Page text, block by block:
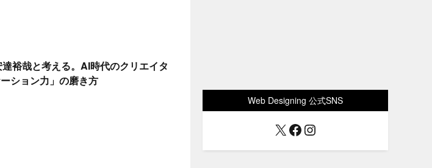
裕哉と考える。AI時代のクリエイタ
ション力」の磨き方
Web Designing 公式SNS
X Facebook
Instagram